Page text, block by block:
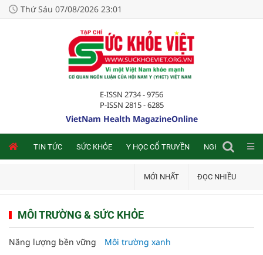
Thứ Sáu 07/08/2026 23:01
E-ISSN 2734 - 9756
P-ISSN 2815 - 6285
VietNam Health MagazineOnline
TIN TỨC SỨC KHỎE Y HỌC CỔ TRUYỀN NGHIÊN CỨU
MỚI NHẤT ĐỌC NHIỀU
MÔI TRƯỜNG & SỨC KHỎE
Năng lượng bền vững Môi trường xanh